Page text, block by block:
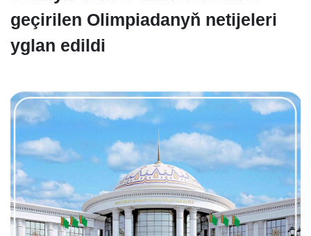
geçirilen Olimpiadanyň netijeleri
yglan edildi